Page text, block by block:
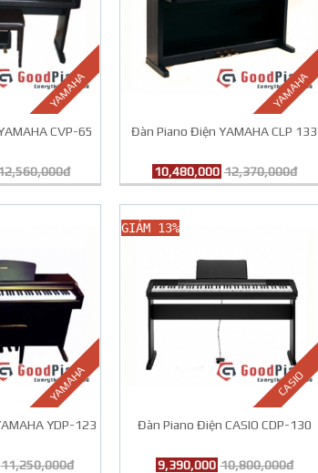
YAMAHA
CVP-65
YAMAHA
Đàn Piano Điện YAMAHA CLP 133
10,480,000 12,370,000đ
YAMAHA
YDP-123
11,250,000đ
CASIO
GIẢM 13%
Đàn Piano Điện CASIO CDP-130
9,390,000 10,800,000đ